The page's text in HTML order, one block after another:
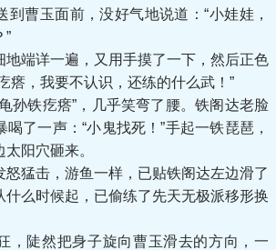
到曹玉面前，没好气地说道：“小娃娃，
”
端详一遍，又用手摸了一下，然后正色
瘩，我要不认识，还练的什么武！”
铁疙瘩”，几乎笑弯了腰。铁阁达老脸
了一声：“小鬼找死！”手起一铁琵琶，
阳穴砸来。
猛击，游鱼一样，已贴铁阁达左边滑了
什么时候起，已偷练了先天无极派移形换
陡然把身子旋向曹玉滑去的方向，一